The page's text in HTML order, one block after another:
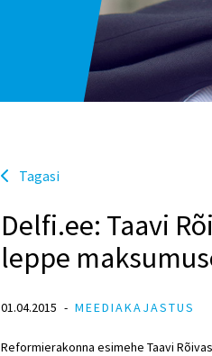
Tagasi
Delfi.ee: Taavi
leppe
01.04.2015 MEEDIAKAJASTUS
Reformierakonna esimehe Taavi